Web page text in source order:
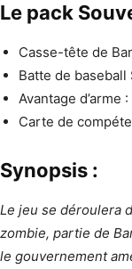
Le pack
Casse-tête de
Batte de
Avantage d’arme
Carte de
Synopsis :
Le jeu se déroulera
zombie, partie de
le gouvernement